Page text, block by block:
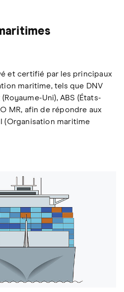
et certifié par les principaux
maritime, tels que DNV
Uni), ABS (États-
MR, afin de répondre aux
(Organisation maritime